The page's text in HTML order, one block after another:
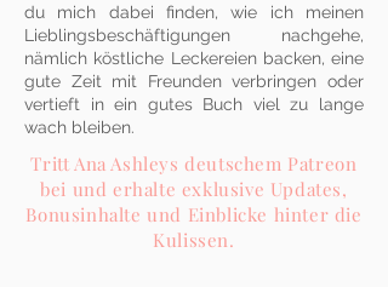
du mich dabei finden, wie ich meinen
Lieblingsbeschäftigungen nachgehe,
nämlich köstliche Leckereien backen, eine
gute Zeit mit Freunden verbringen oder
vertieft in ein gutes Buch viel zu lange
wach bleiben.
Tritt Ana Ashleys deutschem Patreon
bei und erhalte exklusive Updates,
Bonusinhalte und Einblicke hinter die
Kulissen.